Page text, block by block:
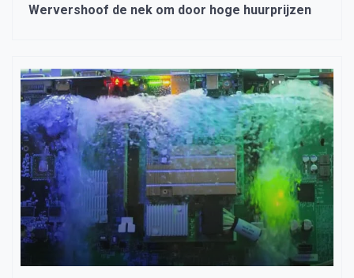
Wervershoof de nek om door hoge huurprijzen